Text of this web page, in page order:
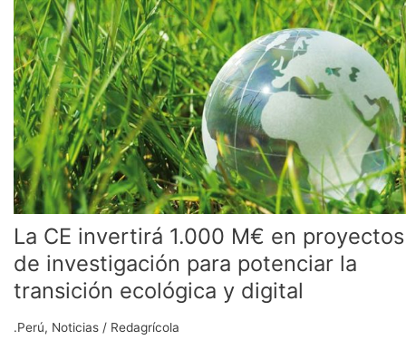
su
territorio
para
el
2030
La CE invertirá 1.000 M€ en proyectos
de investigación para potenciar la
transición ecológica y digital
.Perú, Noticias / Redagrícola
La
CE
invertirá
1.000
M€
en
proyectos
de
investigación
para
potenciar
la
transición
ecológica
y